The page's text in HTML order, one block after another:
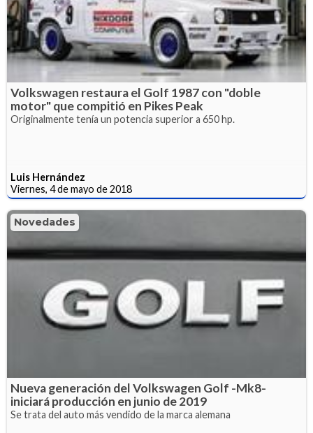
Volkswagen restaura el Golf 1987 con "doble
motor" que compitió en Pikes Peak
Originalmente tenía un potencia superior a 650 hp.
Luis Hernández
Viernes, 4 de mayo de 2018
Novedades
Nueva generación del Volkswagen Golf -Mk8-
iniciará producción en junio de 2019
Se trata del auto más vendido de la marca alemana